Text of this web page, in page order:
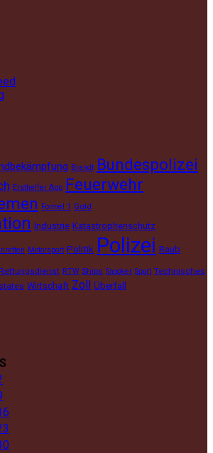
Brandt Bundespolizei
Ersthelfer App Feuerwehr
Formel 1 Gold
Industrie Katastrophenschutz
Motorsport Politik Polizei Raub
RTW Ships Snooker Sport Technisches
Wirtschaft Zoll Überfall
S